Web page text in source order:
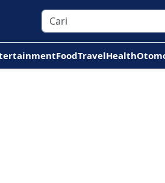
FoodTravelHealth